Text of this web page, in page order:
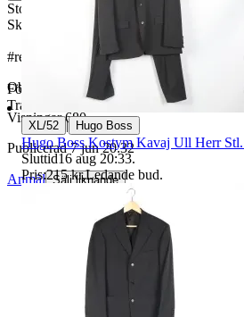
Storlek: Guess 30ml. Boss 75ml
Skick: Gott begagnat skick. Uppskattas
#retro #vintage #samlarobjekt #design
För butiksinformation och köpvillkor, se
Tradera.
Objektnr
735 353 121
Visningar 680
Publicerad 7 jun 20:32
Anmäl Sälj liknande
XL/52 | Hugo Boss
Hugo Boss Kostym Kavaj Ull Herr
Sluttid16 aug 20:33.
Pris:215 kr,Ledande bud.